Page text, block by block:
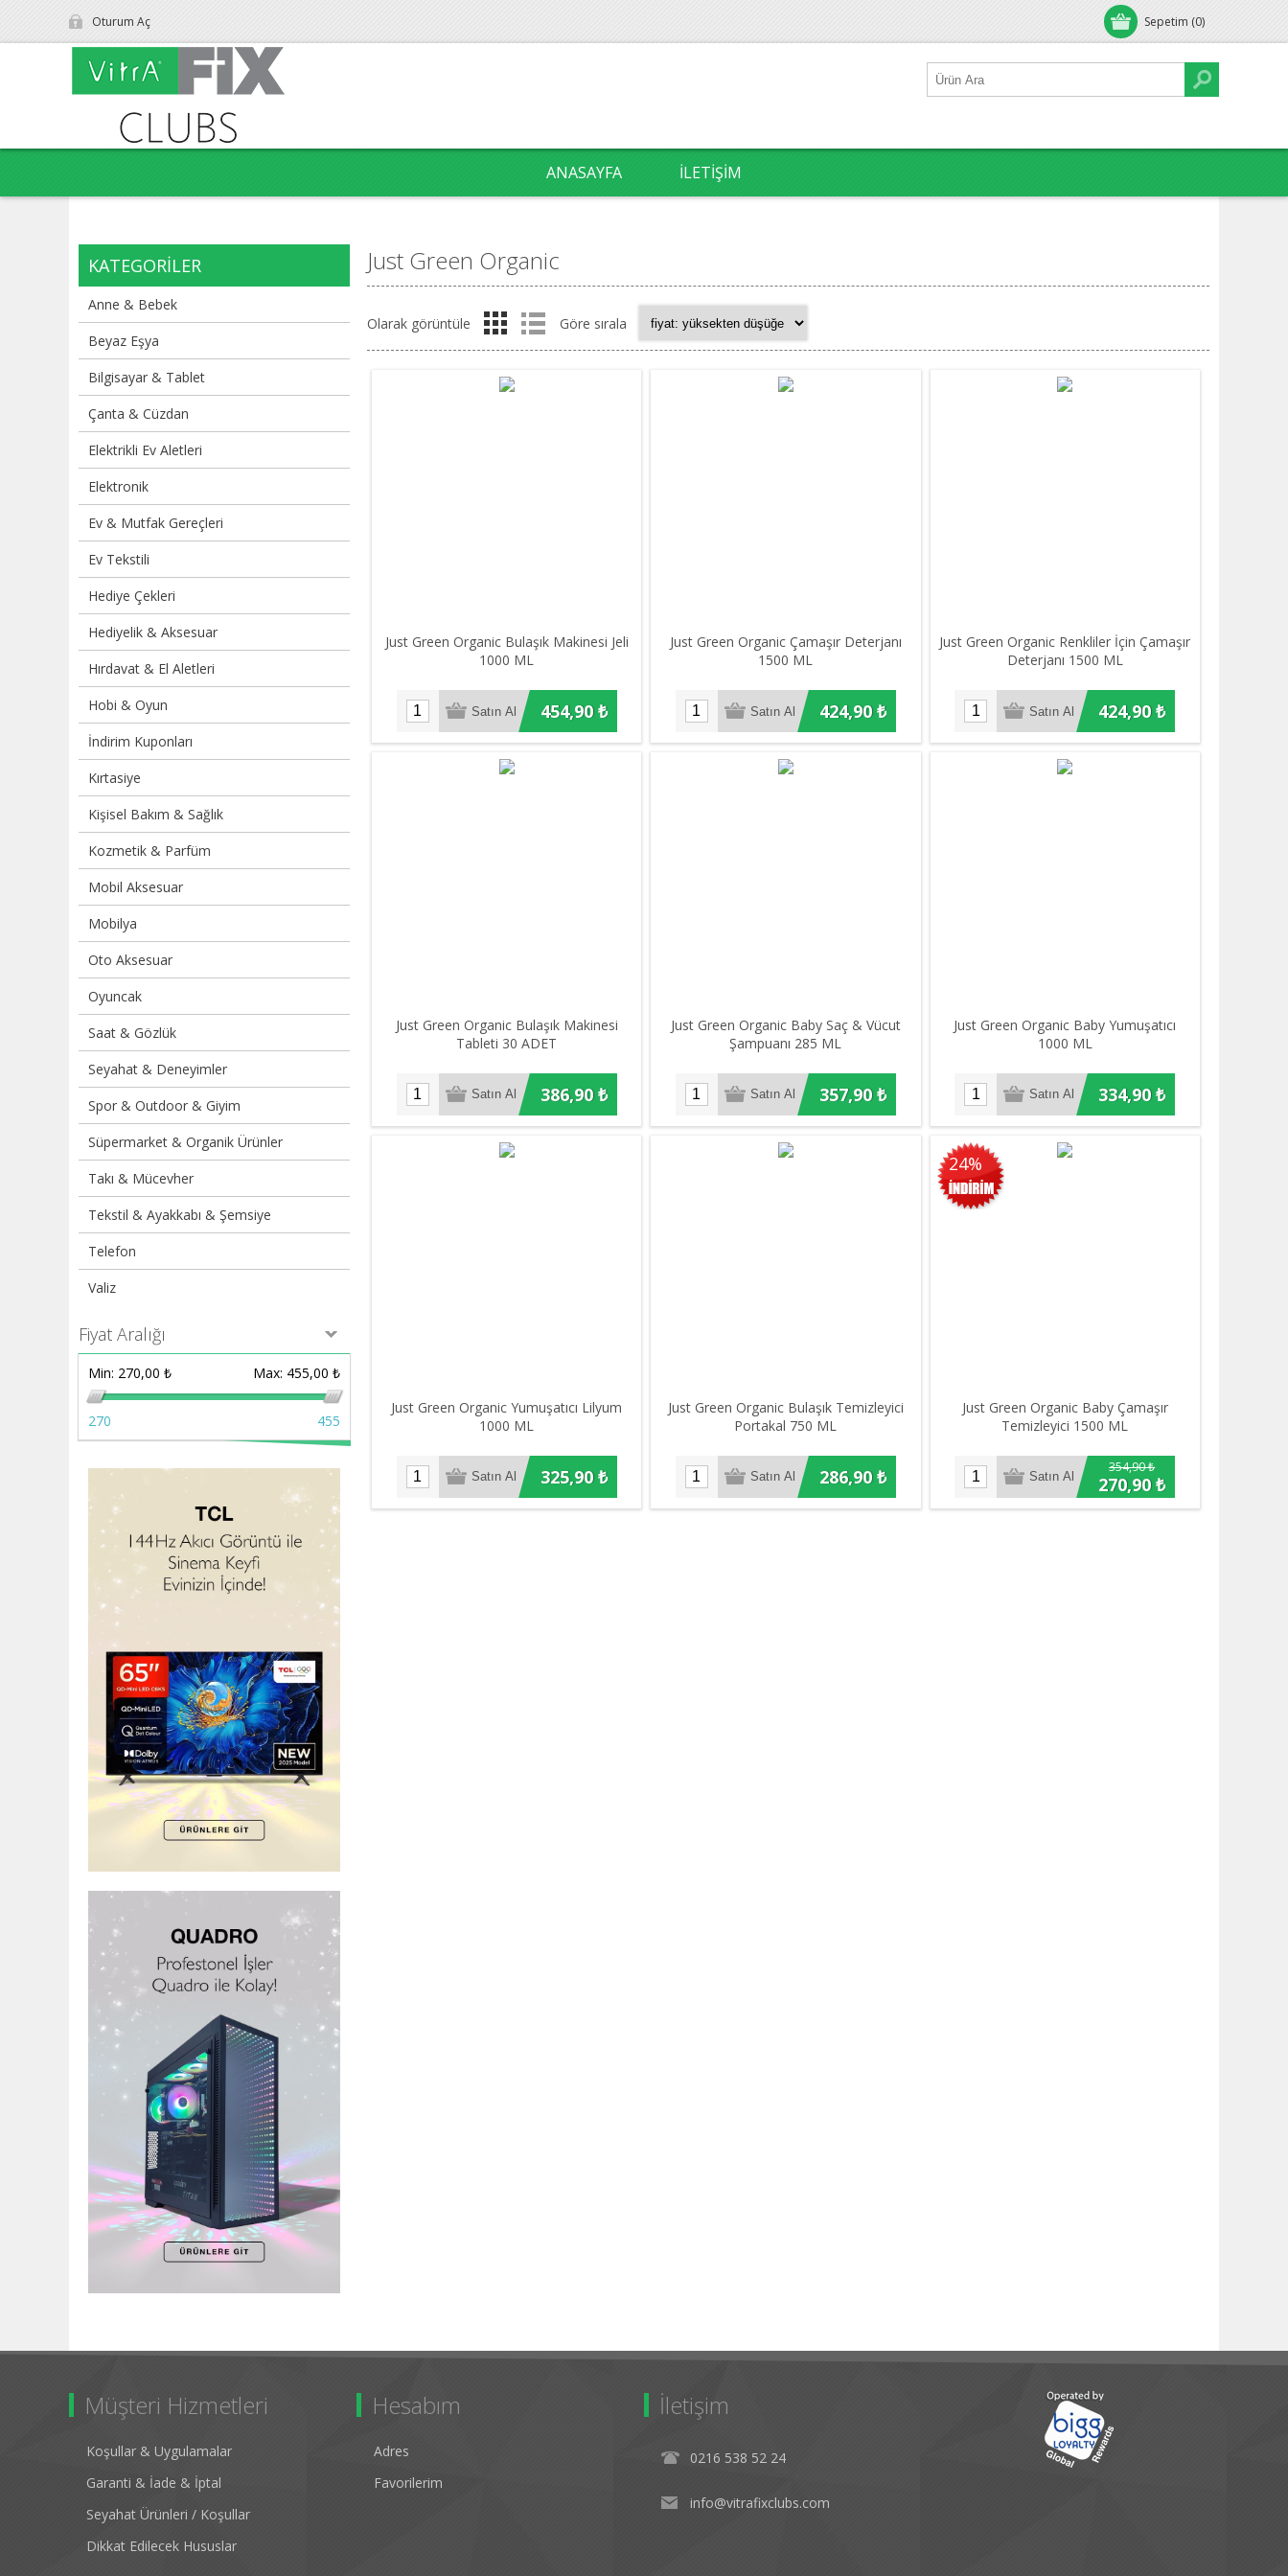
Sepetim (0)
Oturum Aç
ANASAYFA İLETIŞIM
KATEGORILER
Anne & Bebek
Beyaz Eşya
Bilgisayar & Tablet
Çanta & Cüzdan
Elektrikli Ev Aletleri
Elektronik
Ev & Mutfak Gereçleri
Ev Tekstili
Hediye Çekleri
Hediyelik & Aksesuar
Hırdavat & El Aletleri
Hobi & Oyun
İndirim Kuponları
Kırtasiye
Kişisel Bakım & Sağlık
Kozmetik & Parfüm
Mobil Aksesuar
Mobilya
Oto Aksesuar
Oyuncak
Saat & Gözlük
Seyahat & Deneyimler
Spor & Outdoor & Giyim
Süpermarket & Organik Ürünler
Takı & Mücevher
Tekstil & Ayakkabı & Şemsiye
Telefon
Valiz
Fiyat Aralığı
Min: 270,00 ₺ Max: 455,00 ₺
270 455
Just Green Organic
Olarak görüntüle Göre sırala
Just Green Organic Bulaşık Makinesi Jeli
1000 ML
454,90 ₺
Just Green Organic Çamaşır Deterjanı
1500 ML
424,90 ₺
Just Green Organic Renkliler İçin Çamaşır
Deterjanı 1500 ML
424,90 ₺
Just Green Organic Bulaşık Makinesi
Tableti 30 ADET
386,90 ₺
Just Green Organic Baby Saç & Vücut
Şampuanı 285 ML
357,90 ₺
Just Green Organic Baby Yumuşatıcı
1000 ML
334,90 ₺
Just Green Organic Yumuşatıcı Lilyum
1000 ML
325,90 ₺
Just Green Organic Bulaşık Temizleyici
Portakal 750 ML
286,90 ₺
24%
Just Green Organic Baby Çamaşır
Temizleyici 1500 ML
354,90 ₺
270,90 ₺
Müşteri Hizmetleri
Koşullar & Uygulamalar
Garanti & İade & İptal
Seyahat Ürünleri / Koşullar
Dikkat Edilecek Hususlar
Hesabım
Adres
Favorilerim
İletişim
0216 538 52 24
info@vitrafixclubs.com